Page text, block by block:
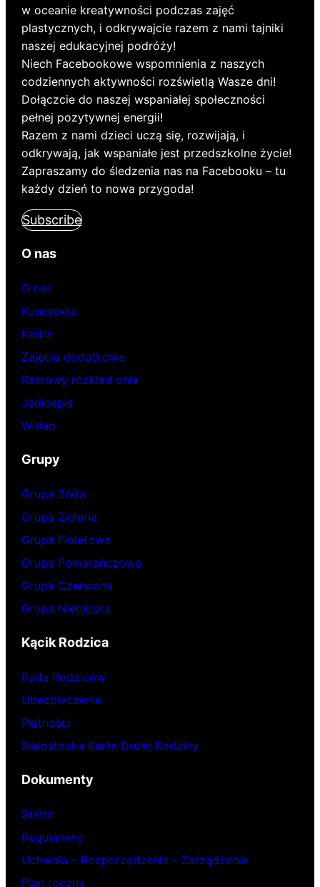
w oceanie kreatywności podczas zajęć
plastycznych, i odkrywajcie razem z nami tajniki
naszej edukacyjnej podróży!
Niech Facebookowe wspomnienia z naszych
codziennych aktywności rozświetlą Wasze dni!
Dołączcie do naszej wspaniałej społeczności
pełnej pozytywnej energii!
Razem z nami dzieci uczą się, rozwijają, i
odkrywają, jak wspaniałe jest przedszkolne życie!
Zapraszamy do śledzenia nas na Facebooku – tu
każdy dzień to nowa przygoda!
Subscribe
O nas
O nas
Koncepcja
Kadra
Zajęcia dodatkowe
Ramowy rozkład dnia
Jadłospis
Wideo
Grupy
Grupa Żółta
Grupa Zielona
Grupa Fioletowa
Grupa Pomarańczowa
Grupa Czerwona
Grupa Niebieska
Kącik Rodzica
Rada Rodziców
Ubezpieczenie
Płatności
Białostocka Karta Dużej Rodziny
Dokumenty
Statut
Regulaminy
Uchwała – Rozporządzenie – Zarządzenie
Plan roczny